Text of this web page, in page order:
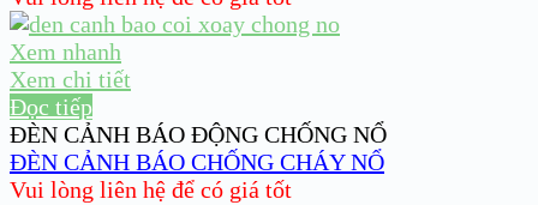
Xem nhanh
Xem chi tiết
Đọc tiếp
ĐÈN CẢNH BÁO ĐỘNG CHỐNG NỔ
ĐÈN CẢNH BÁO CHỐNG CHÁY NỔ
Vui lòng liên hệ để có giá tốt